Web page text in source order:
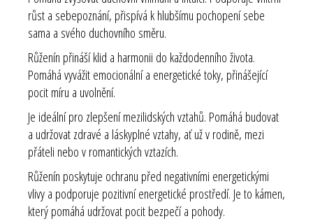
růst a sebepoznání, přispívá k hlubšímu pochopení sebe
sama a svého duchovního směru.
Růženín přináší klid a harmonii do každodenního života.
Pomáhá vyvážit emocionální a energetické toky, přinášející
pocit míru a uvolnění.
Je ideální pro zlepšení mezilidských vztahů. Pomáhá budovat
a udržovat zdravé a láskyplné vztahy, ať už v rodině, mezi
přáteli nebo v romantických vztazích.
Růženín poskytuje ochranu před negativními energetickými
vlivy a podporuje pozitivní energetické prostředí. Je to kámen,
který pomáhá udržovat pocit bezpečí a pohody.